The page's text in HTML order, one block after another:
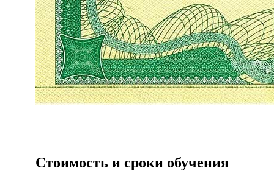
Стоимость и сроки обучения